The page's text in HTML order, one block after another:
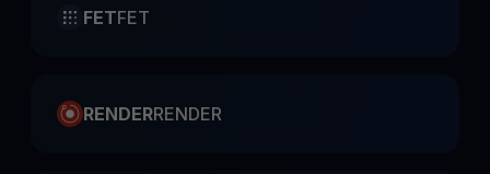
FETFET
RENDERRENDER